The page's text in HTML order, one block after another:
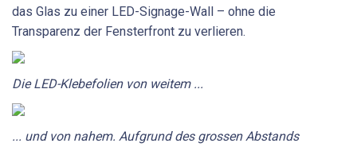
das Glas zu einer LED-Signage-Wall – ohne die
Transparenz der Fensterfront zu verlieren.
Die LED-Klebefolien von weitem ...
... und von nahem. Aufgrund des grossen Abstands